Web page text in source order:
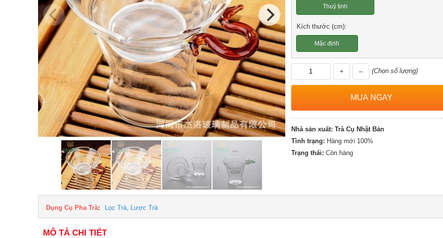
Thuỷ tinh
Kích thước (cm):
Mặc định
+ – (Chọn số lượng)
Nhà sản xuất: Trà Cụ Nhật Bản
Tình trạng: Hàng mới 100%
Trạng thái: Còn hàng
Dụng Cụ Pha Trà: Lọc Trà, Lược Trà
MÔ TẢ CHI TIẾT